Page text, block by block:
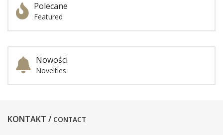
Polecane
Featured
Nowości
Novelties
KONTAKT / CONTACT